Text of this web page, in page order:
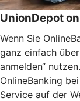
UnionDepot
Wenn Sie
ganz einfach
anmelden“
OnlineBanking
Service auf der